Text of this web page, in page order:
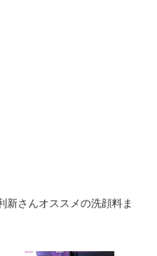
新さんオススメの洗顔料ま